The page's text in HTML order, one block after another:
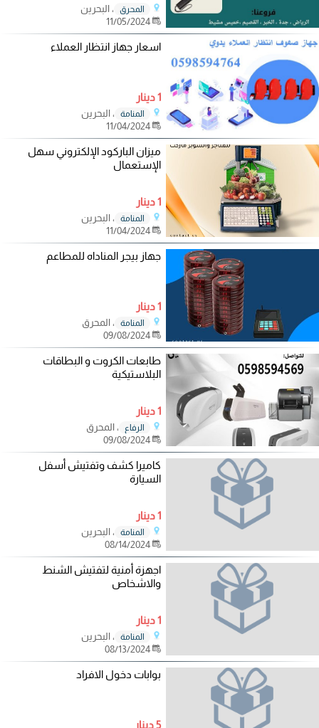
المحرق
، البحرين
11/05/2024
اسعار جهاز انتظار العملاء
1 دينار
المنامة
، البحرين
11/04/2024
ميزان الباركود الإلكتروني سهل
الإستعمال
1 دينار
المنامة
، البحرين
11/04/2024
جهاز بيجر المناداه للمطاعم
1 دينار
المنامة
، المحرق
09/08/2024
طابعات الكروت و البطاقات
البلاستيكية
1 دينار
الرفاع
، المحرق
09/08/2024
كاميرا كشف وتفتيش أسفل
السيارة
1 دينار
المنامة
، البحرين
08/14/2024
اجهزة أمنية لتفتيش الشنط
والاشخاص
1 دينار
المنامة
، البحرين
08/13/2024
بوابات دخول الافراد
5 دينار